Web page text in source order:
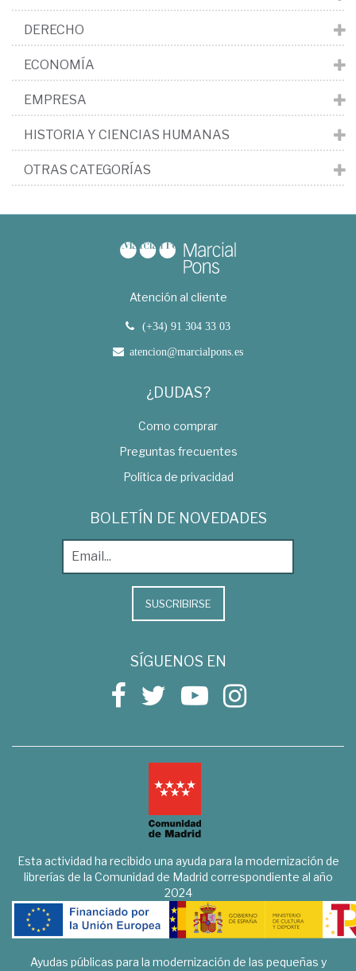
DERECHO
ECONOMÍA
EMPRESA
HISTORIA Y CIENCIAS HUMANAS
OTRAS CATEGORÍAS
Atención al cliente
(+34) 91 304 33 03
atencion@marcialpons.es
¿DUDAS?
Como comprar
Preguntas frecuentes
Política de privacidad
BOLETÍN DE NOVEDADES
SUSCRIBIRSE
SÍGUENOS EN
Esta actividad ha recibido una ayuda para la modernización de
librerías de la Comunidad de Madrid correspondiente al año
2024
Ayudas públicas para la modernización de las pequeñas y